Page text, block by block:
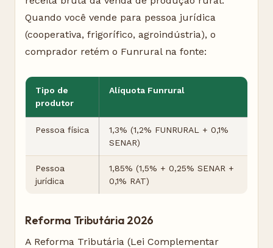
Quando você vende para pessoa jurídica
(cooperativa, frigorífico, agroindústria), o
comprador retém o Funrural na fonte:
Tipo de
produtor
Alíquota Funrural
Pessoa física
1,3% (1,2% FUNRURAL + 0,1%
SENAR)
Pessoa
jurídica
1,85% (1,5% + 0,25% SENAR +
0,1% RAT)
Reforma Tributária 2026
A Reforma Tributária (Lei Complementar